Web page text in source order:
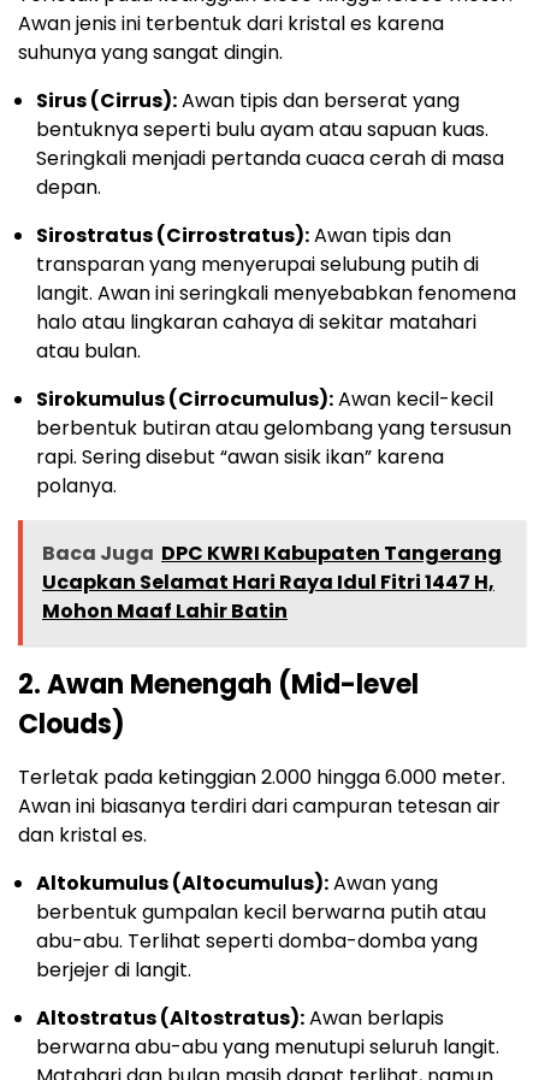
Awan jenis ini terbentuk dari kristal es karena
suhunya yang sangat dingin.
Sirus (Cirrus):Awan tipis dan berserat yang
bentuknya seperti bulu ayam atau sapuan kuas.
Seringkali menjadi pertanda cuaca cerah di masa
depan.
Sirostratus (Cirrostratus):Awan tipis dan
transparan yang menyerupai selubung putih di
langit. Awan ini seringkali menyebabkan fenomena
halo atau lingkaran cahaya di sekitar matahari
atau bulan.
Sirokumulus (Cirrocumulus):Awan kecil-kecil
berbentuk butiran atau gelombang yang tersusun
rapi. Sering disebut “awan sisik ikan” karena
polanya.
Baca Juga DPC KWRI Kabupaten Tangerang
Ucapkan Selamat Hari Raya Idul Fitri 1447 H,
Mohon Maaf Lahir Batin
2. Awan Menengah (Mid-level
Clouds)
Terletak pada ketinggian 2.000 hingga 6.000 meter.
Awan ini biasanya terdiri dari campuran tetesan air
dan kristal es.
Altokumulus (Altocumulus):Awan yang
berbentuk gumpalan kecil berwarna putih atau
abu-abu. Terlihat seperti domba-domba yang
berjejer di langit.
Altostratus (Altostratus):Awan berlapis
berwarna abu-abu yang menutupi seluruh langit.